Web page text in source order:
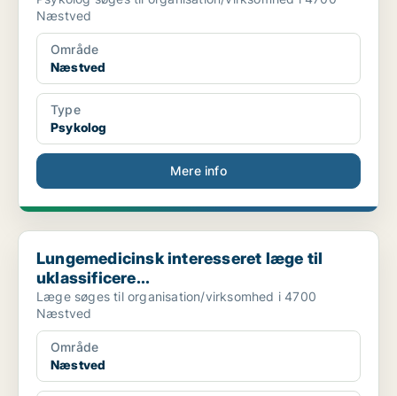
Næstved
Område
Næstved
Type
Psykolog
Mere info
Lungemedicinsk interesseret læge til uklassificere...
Lungemedicinsk interesseret læge til
uklassificere...
Læge søges til organisation/virksomhed i 4700
Næstved
Område
Næstved